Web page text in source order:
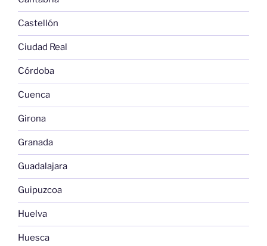
Castellón
Ciudad Real
Córdoba
Cuenca
Girona
Granada
Guadalajara
Guipuzcoa
Huelva
Huesca